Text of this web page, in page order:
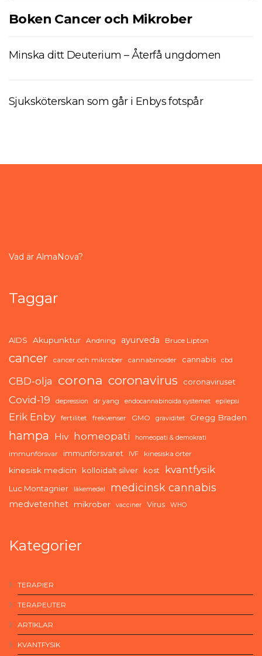
Boken Cancer och Mikrober
Minska ditt Deuterium – Återfå ungdomen
Sjuksköterskan som går i Enbys fotspår
Vad är AlmaNova?
Taggar
AIDS Akupunktur Andning ayurveda Bruce Lipton
cancer cancer och mikrober cannabinoider cannabis cbd
CBD-olja corona coronavirus coronaviruset
Covid-19 depression dr yang endocannabinoida systemet epilepsi
Erik Enby fertilitet frekvenser GMO graviditet Gregg Braden
hampa Hiv homeopati homeopati & demokrati
immunförsvar immunförsvaret IVF kinesiska örter
kinesisk medicin kolloidalt silver kost kvantfysik
Luc Montagnier läkemedel medicinsk cannabis
medvetenhet mikrober vacciner Virus WHO
Kategorier
TERAPIER
TERAPEUTER
ARTIKLAR
KVANTFYSIK